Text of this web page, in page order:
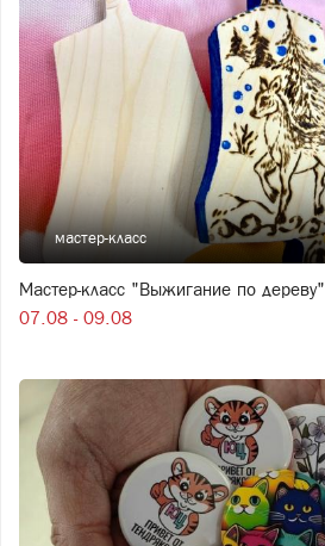
мастер-класс
Мастер-класс "Выжигание по дереву"
07.08 - 09.08